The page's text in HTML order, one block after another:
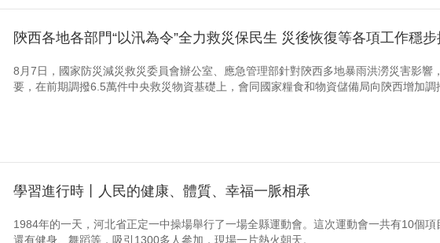
陝西各地各部門“以汛為令”全力救災保民生 災後恢復等各項工作穩步
8月7日，國家防災減災救災委員會辦公室、應急管理部針對陝西多地暴雨洪澇災害影響
要，在前期調撥6.5萬件中央救災物資基礎上，會同國家糧食和物資儲備局向陝西增加調
學習進行時丨人民的健康、體質、幸福一脈相承
1984年的一天，河北省正定一中操場舉行了一場全縣運動會。這次運動會一共有10個項
還有健身、舞蹈等，吸引1300多人參加，現場一片熱火朝天。